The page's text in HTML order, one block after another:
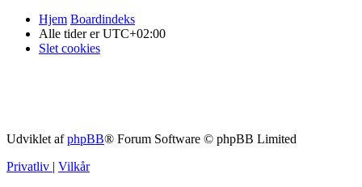
Hjem Boardindeks
Alle tider erUTC+02:00
Slet cookies
Udviklet afphpBB® Forum Software © phpBB Limited
Privatliv | Vilkår